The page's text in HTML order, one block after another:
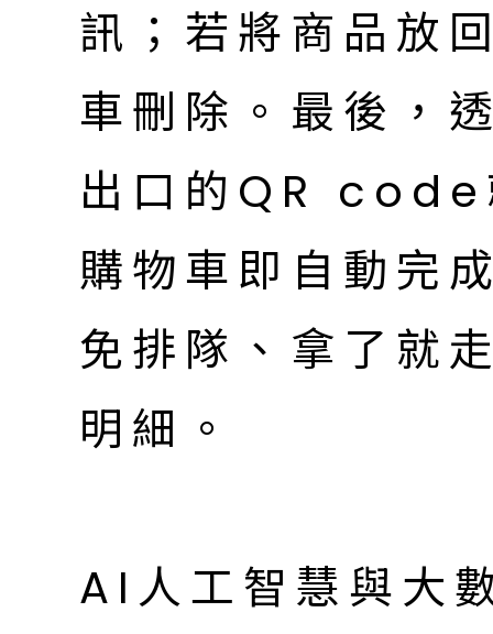
訊；若將商品放
車刪除。最後，
出口的QR code
購物車即自動完
免排隊、拿了就
明細。
AI人工智慧與大